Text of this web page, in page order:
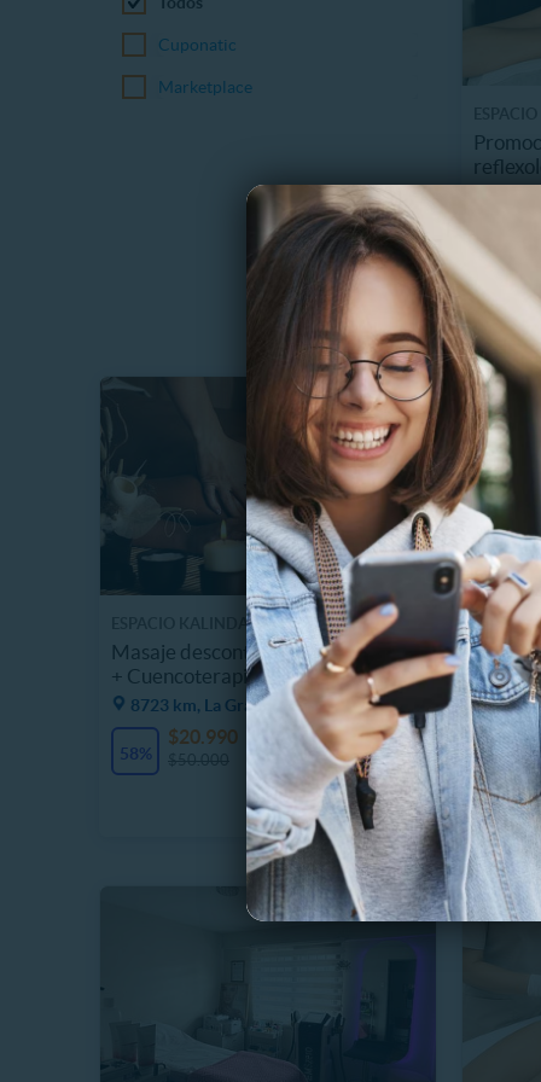
Cuponatic
Marketplace
35%
ESPACIO KALINDA
Masaje descontracturante espalda
+ Cuencoterapia + Drenaje
8723 km, La Granja
58%
1 Vendidos
$20.990
Masaje
8723
58%